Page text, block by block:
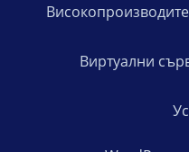
Виртуални